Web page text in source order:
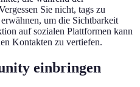
Sie nicht, tags zu
um die Sichtbarkeit
auf sozialen Plattformen kann
Kontakten zu vertiefen.
einbringen